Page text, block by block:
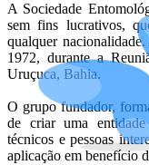
A Sociedade
sem fins lucrativos,
qualquer
1972, durante a
Uruçuca, Bahia.
O grupo fundador,
de criar uma entidade
técnicos e pessoas
aplicação em benefício